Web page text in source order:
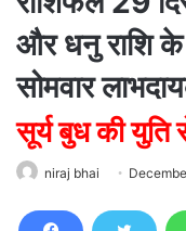
और धनु राशि
सोमवार
सूर्य बुध की युति
niraj bhai